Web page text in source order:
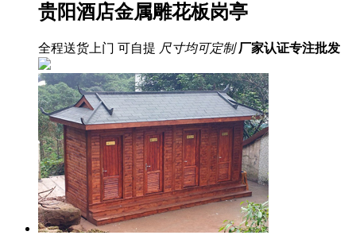
贵阳酒店金属雕花板岗亭
全程送货上门 可自提 尺寸均可定制 厂家认证专注批发